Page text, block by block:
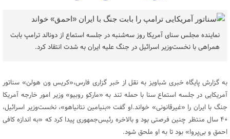
نماینده مجلس سنای آمریکا روز سه‌شنبه در جلسه استماع از دونالد ترامپ بابت
همراهی با نخست‌وزیر اسرائیل در جنگ علیه ایران به شدت انتقاد کرد.
به گزارش پایگاه خبری شباویز به نقل از خبر گزاری فارس،«کریس ون هولن» سناتور
آمریکایی در جلسه استماع سنا با حمله تند به «مارکو روبیو» وزیر امور خارجه آمریکا
جنگ با ایران را «غیرقانونی» خواند.او گفت «بنیامین نتانیاهو»، نخست‌وزیر اسرائیل،
۴۰ سال منتظر چنین فرصتی بود و بالاخره رئیس‌جمهوری پیدا کرد که «به اندازه کافی
احمق و بی‌پروا» بود تا به او ملحق شود.